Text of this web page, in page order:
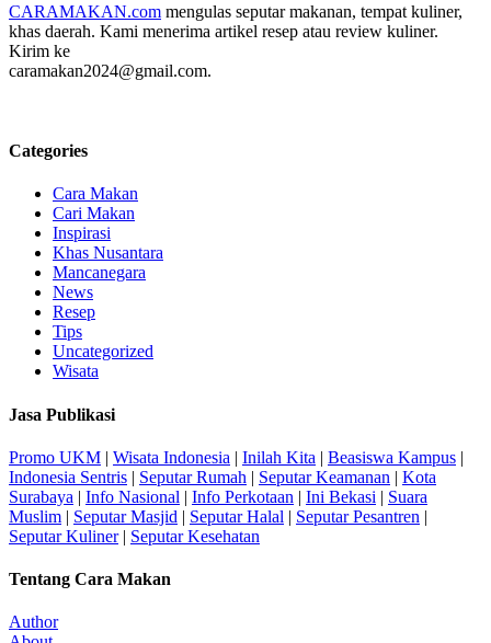
CARAMAKAN.com mengulas seputar makanan, tempat kuliner,
khas daerah. Kami menerima artikel resep atau review kuliner.
Kirim ke
caramakan2024@gmail.com.
Categories
Cara Makan
Cari Makan
Inspirasi
Khas Nusantara
Mancanegara
News
Resep
Tips
Uncategorized
Wisata
Jasa Publikasi
Promo UKM | Wisata Indonesia | Inilah Kita | Beasiswa Kampus |
Indonesia Sentris | Seputar Rumah | Seputar Keamanan | Kota
Surabaya | Info Nasional | Info Perkotaan | Ini Bekasi | Suara
Muslim | Seputar Masjid | Seputar Halal | Seputar Pesantren |
Seputar Kuliner| Seputar Kesehatan
Tentang Cara Makan
Author